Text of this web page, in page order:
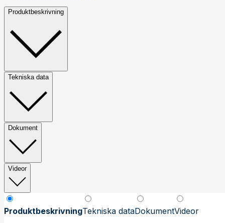
Produktbeskrivning
Tekniska data
Dokument
Videor
ProduktbeskrivningTekniska dataDokumentVideor